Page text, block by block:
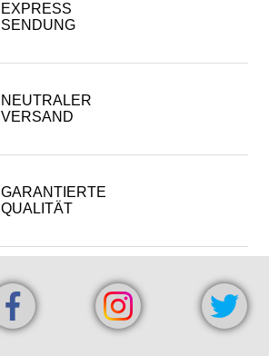
EXPRESS
SENDUNG
NEUTRALER
VERSAND
GARANTIERTE
QUALITÄT